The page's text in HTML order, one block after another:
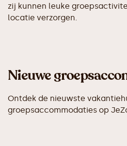
zij kunnen leuke
locatie verzorgen.
Nieuwe
Ontdek de nieuwste
groepsaccommodaties op